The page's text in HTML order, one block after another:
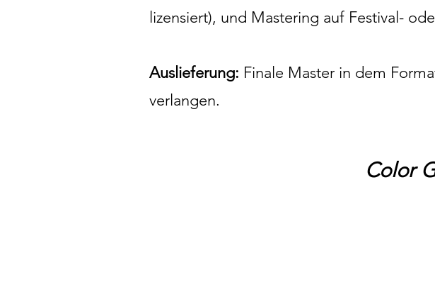
lizensiert), und Mastering auf Festival-
Auslieferung: Finale Master in dem
verlangen.
Color